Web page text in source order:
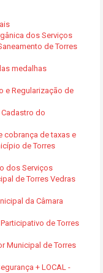
dos Serviços
de Torres
medalhas
e Regularização de
do
cobrança de taxas e
de Torres
dos Serviços
de Torres Vedras
da Câmara
de Torres
Municipal de Torres
+ LOCAL -